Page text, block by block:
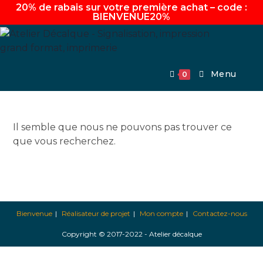
20% de rabais sur votre première achat – code :
BIENVENUE20%
Aller
contenu
0 Menu
Il semble que nous ne pouvons pas trouver ce
que vous recherchez.
Bienvenue Réalisateur de projet Mon compte Contactez-nous
Copyright © 2017-2022 - Atelier décalque